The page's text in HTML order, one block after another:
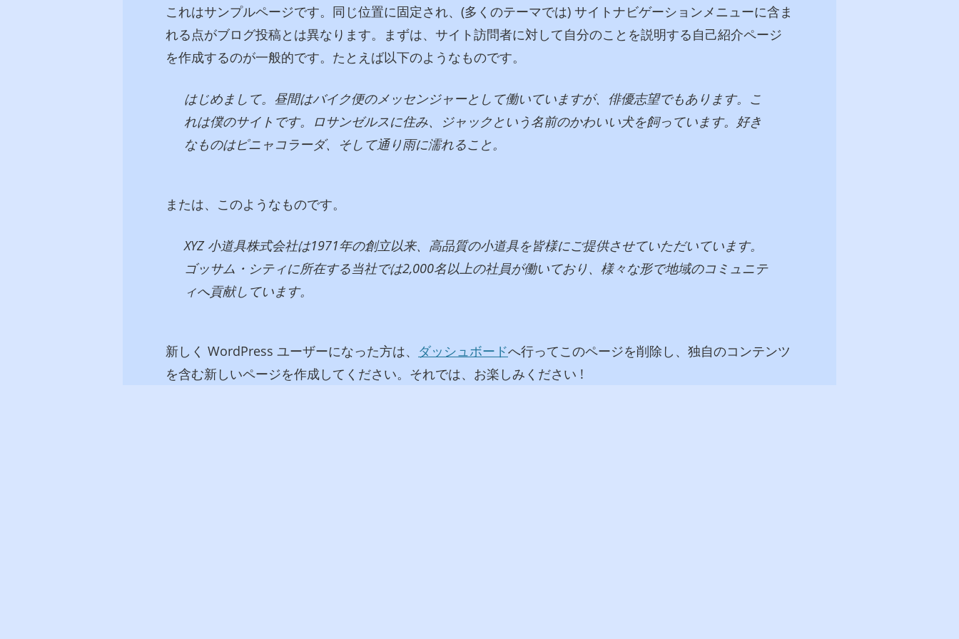
これはサンプルページです。同じ位置に固定され、(多くのテーマでは) サイトナビゲーションメニューに含ま
れる点がブログ投稿とは異なります。まずは、サイト訪問者に対して自分のことを説明する自己紹介ページ
を作成するのが一般的です。たとえば以下のようなものです。
はじめまして。昼間はバイク便のメッセンジャーとして働いていますが、俳優志望でもあります。こ
れは僕のサイトです。ロサンゼルスに住み、ジャックという名前のかわいい犬を飼っています。好き
なものはピニャコラーダ、そして通り雨に濡れること。
または、このようなものです。
XYZ 小道具株式会社は1971年の創立以来、高品質の小道具を皆様にご提供させていただいています。
ゴッサム・シティに所在する当社では2,000名以上の社員が働いており、様々な形で地域のコミュニテ
ィへ貢献しています。
新しく WordPress ユーザーになった方は、 ダッシュボードへ行ってこのページを削除し、独自のコンテンツ
を含む新しいページを作成してください。それでは、お楽しみください !